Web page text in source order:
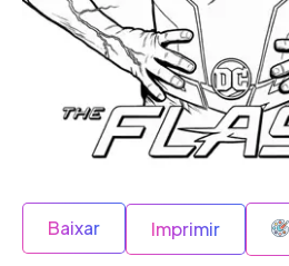
Baixar Imprimir